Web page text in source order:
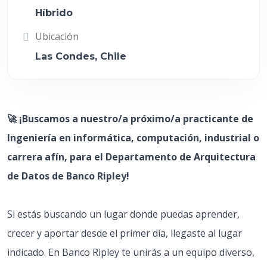
Híbrido
Ubicación
Las Condes, Chile
🚀 ¡Buscamos a nuestro/a próximo/a practicante de
Ingeniería en informática, computación, industrial o
carrera afín, para el Departamento de Arquitectura
de Datos de Banco Ripley!
Si estás buscando un lugar donde puedas aprender,
crecer y aportar desde el primer día, llegaste al lugar
indicado. En Banco Ripley te unirás a un equipo diverso,